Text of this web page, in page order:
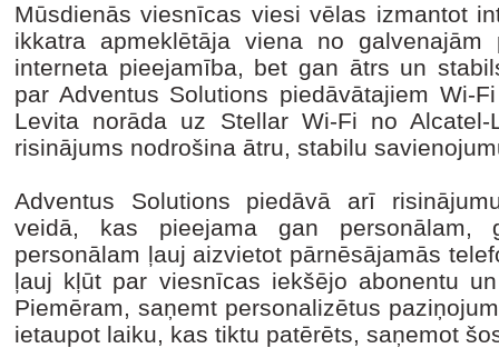
Mūsdienās viesnīcas viesi vēlas izmantot
ikkatra apmeklētāja viena no
interneta pieejamība, bet gan ātrs un
par Adventus Solutions piedāvātajiem Wi-
Levita norāda uz Stellar Wi-Fi no
risinājums nodrošina ātru, stabilu
Adventus Solutions piedāvā arī
veidā, kas pieejama gan personālam,
personālam ļauj aizvietot pārnēsājamās
ļauj kļūt par viesnīcas iekšējo abonentu
Piemēram, saņemt personalizētus
ietaupot laiku, kas tiktu patērēts, saņemot